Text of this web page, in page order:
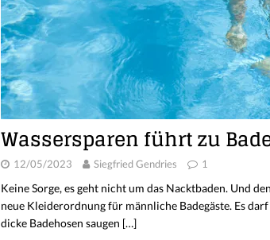
Wassersparen führt zu
12/05/2023 Siegfried Gendries 1
Keine Sorge, es geht nicht um das Nacktbaden. Und
neue Kleiderordnung für männliche Badegäste. Es
dicke Badehosen saugen […]